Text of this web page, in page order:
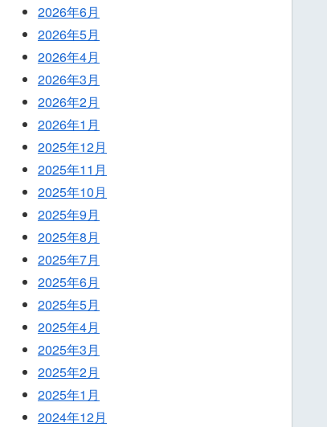
2026年6月
2026年5月
2026年4月
2026年3月
2026年2月
2026年1月
2025年12月
2025年11月
2025年10月
2025年9月
2025年8月
2025年7月
2025年6月
2025年5月
2025年4月
2025年3月
2025年2月
2025年1月
2024年12月